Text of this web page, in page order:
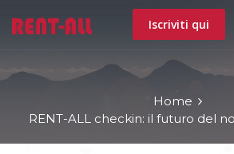
Iscriviti qui
Home
RENT-ALL checkin: il futuro del